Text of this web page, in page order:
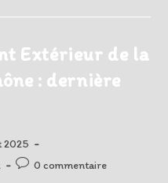
Extérieur de la
: dernière
2025
Post0 commentaire